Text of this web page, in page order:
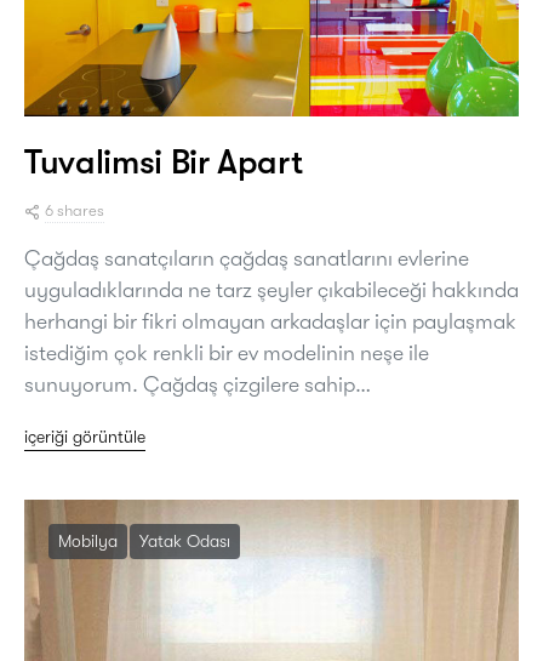
Tuvalimsi Bir Apart
6 shares
Çağdaş sanatçıların çağdaş sanatlarını evlerine
uyguladıklarında ne tarz şeyler çıkabileceği hakkında
herhangi bir fikri olmayan arkadaşlar için paylaşmak
istediğim çok renkli bir ev modelinin neşe ile
sunuyorum. Çağdaş çizgilere sahip…
içeriği görüntüle
Mobilya Yatak Odası